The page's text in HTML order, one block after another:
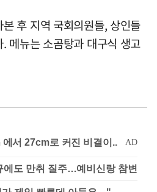
후 지역 국회의원들, 상인들
메뉴는 소곰탕과 대구식 생고
도 만취 질주…예비신랑 참변